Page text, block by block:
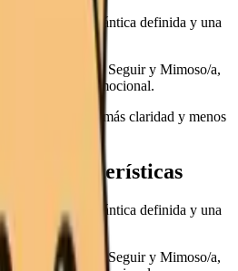
identidad romántica definida y una
demás.
ti una mezcla de Seguir y Mimoso/a,
la distancia emocional.
amar con más claridad y menos
y características
identidad romántica definida y una
los demás.
ti una mezcla de Seguir y Mimoso/a,